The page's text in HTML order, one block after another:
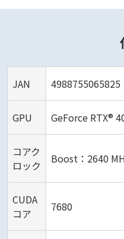
JAN 4988755065825
GPU GeForce RTX®
コアク
ロック
Boost：2640
CUDA
コア
7680